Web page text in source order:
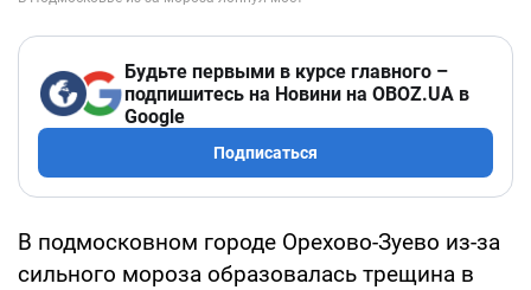
Будьте первыми в курсе главного –
подпишитесь на Новини на OBOZ.UA в
Google
Подписаться
В подмосковном городе Орехово-Зуево из-за
сильного мороза образовалась трещина в